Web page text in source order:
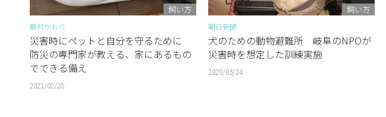
飼い方
藤村かおり
災害時にペットと自分を守るために
防災の専門家が教える、家にあるもの
でできる備え
2021/02/28
飼い方
朝日新聞
犬のための動物避難所 岐阜のNPOが
災害時を想定した訓練実施
2020/03/24